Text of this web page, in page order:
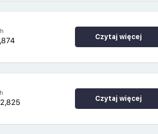
Czytaj więcej
Czytaj więcej